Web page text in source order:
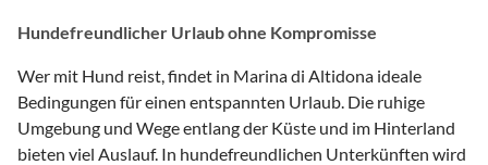
Hundefreundlicher Urlaub ohne Kompromisse
Wer mit Hund reist, findet in Marina di Altidona ideale
Bedingungen für einen entspannten Urlaub. Die ruhige
Umgebung und Wege entlang der Küste und im Hinterland
bieten viel Auslauf. In hundefreundlichen Unterkünften wird